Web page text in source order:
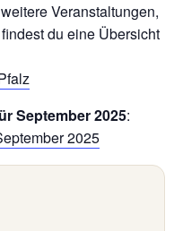
Veranstaltungen,
du eine Übersicht
September 2025:
2025